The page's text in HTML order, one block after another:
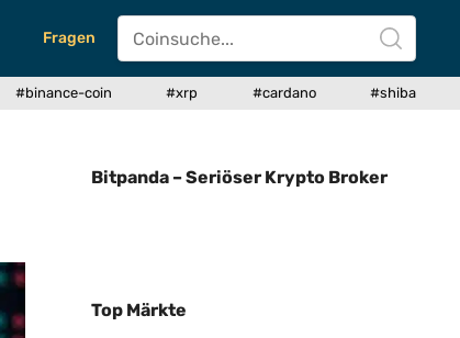
Fragen
#binance-coin #xrp #cardano #shiba
Bitpanda – Seriöser Krypto Broker
Top Märkte